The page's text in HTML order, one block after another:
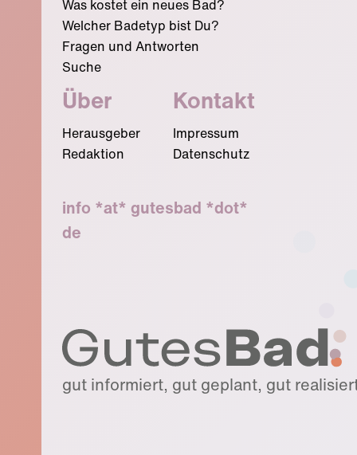
Was kostet ein neues Bad?
Welcher Badetyp bist Du?
Fragen und Antworten
Suche
Über
Herausgeber
Redaktion
Kontakt
Impressum
Datenschutz
info *at* gutesbad *dot*
de
gut informiert, gut geplant, gut